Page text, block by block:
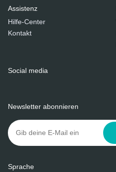
Assistenz
Hilfe-Center
Kontakt
Social media
Newsletter abonnieren
Sprache